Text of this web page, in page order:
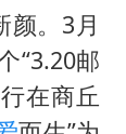
梁家辉：到内地拍戏不是北上是回归
浙江
150元
颜。3月
“3.20邮
在商丘